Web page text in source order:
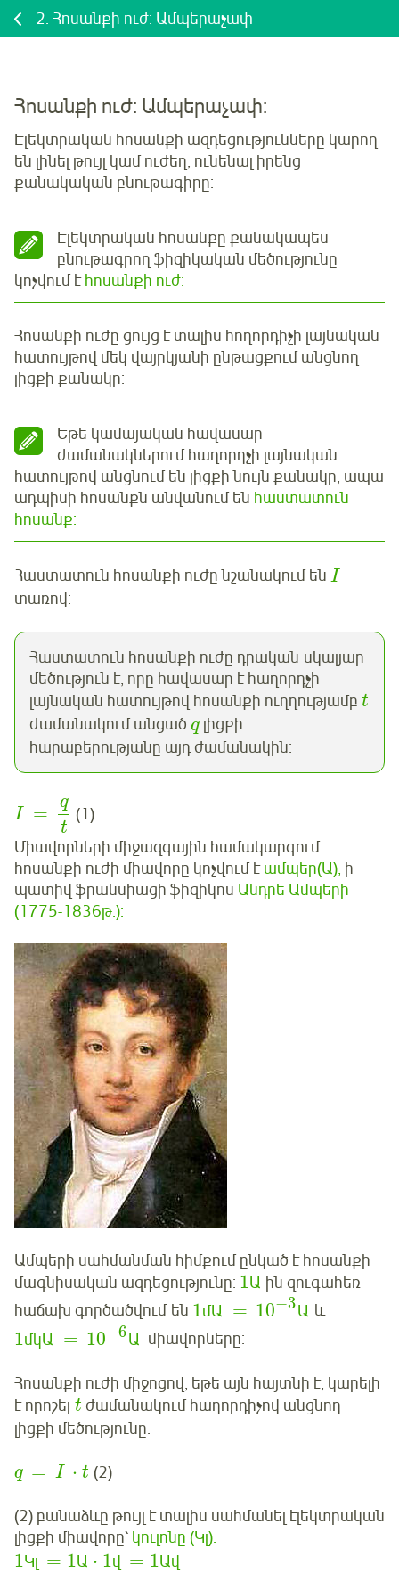
2. Հոսանքի ուժ: Ամպերաչափ
Հոսանքի ուժ: Ամպերաչափ:
Էլեկտրական հոսանքի ազդեցությունները կարող
են լինել թույլ կամ ուժեղ, ունենալ իրենց
քանակական բնութագիրը:
Էլեկտրական հոսանքը քանակապես
բնութագրող ֆիզիկական մեծությունը
կոչվում էհոսանքի ուժ:
Հոսանքի ուժը ցույց է տալիս հողորդիչի լայնական
հատույթով մեկ վայրկյանի ընթացքում անցնող
լիցքի քանակը:
Եթե կամայական հավասար
ժամանակներում հաղորդչի լայնական
հատույթով անցնում են լիցքի նույն քանակը, ապա
ադպիսի հոսանքն անվանում են հաստատուն
հոսանք:
Հաստատուն հոսանքի ուժը նշանակում են I
տառով:
Հաստատուն հոսանքի ուժը դրական սկալյար
մեծություն է, որը հավասար է հաղորդչի
լայնական հատույթով հոսանքի ուղղությամբ t
ժամանակում անցած q լիցքի
հարաբերությանը այդ ժամանակին:
I =
q
t
(1)
Միավորների միջազգային համակարգում
հոսանքի ուժի միավորը կոչվում էամպեր(Ա), ի
պատիվ ֆրանսիացի ֆիզիկոս Անդրե Ամպերի
(1775-1836թ.):
Ամպերի սահմանման հիմքում ընկած է հոսանքի
մագնիսական ազդեցությունը: 1Ա-ին զուգահեռ
հաճախ գործածվում են 1մԱ = 10−3Ա և
1մկԱ = 10−6Ա միավորները:
Հոսանքի ուժի միջոցով, եթե այն հայտնի է, կարելի
է որոշել t ժամանակում հաղորդիչով անցնող
լիցքի մեծությունը.
q = I ⋅ t (2)
(2) բանաձևը թույլ է տալիս սահմանել էլեկտրական
լիցքի միավորը՝ կուլոնը (Կլ).
1Կլ = 1Ա ⋅ 1վ = 1Ավ